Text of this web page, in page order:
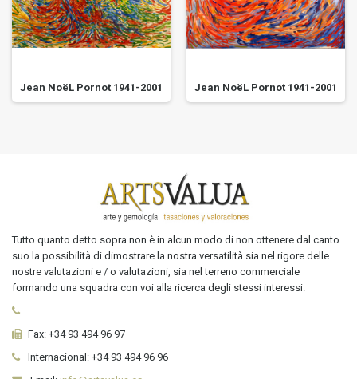
Jean NoëL Pornot 1941-2001 Jean NoëL Pornot 1941-2001
Tutto quanto detto sopra non è in alcun modo di non ottenere dal canto
suo la possibilità di dimostrare la nostra versatilità sia nel rigore delle
nostre valutazioni e / o valutazioni, sia nel terreno commerciale
formando una squadra con voi alla ricerca degli stessi interessi.
Fax: +34 93 494 96 97
Internacional: +34 93 494 96 96